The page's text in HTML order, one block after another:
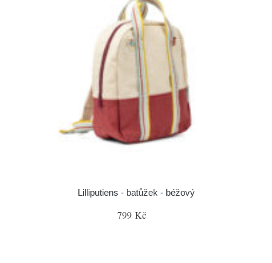
Lilliputiens - batůžek - béžový
799 Kč